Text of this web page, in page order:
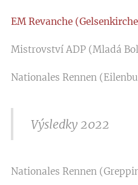
EM Revanche
Mistrovství ADP (Mladá
Nationales Rennen
Výsledky 2022
Nationales Rennen